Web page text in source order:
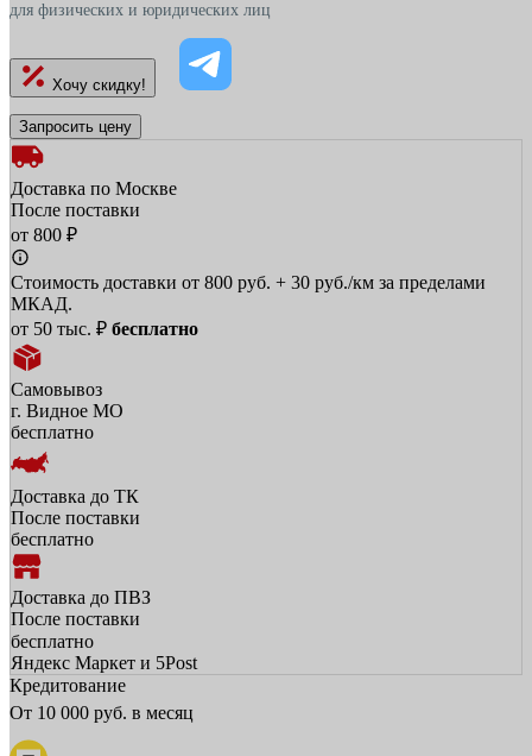
для физических и юридических лиц
Хочу скидку!
Запросить цену
Доставка по Москве
После поставки
от 800 ₽
Стоимость доставки от 800 руб. + 30 руб./км за пределами
МКАД.
от 50 тыс. ₽ бесплатно
Самовывоз
г. Видное МО
бесплатно
Доставка до ТК
После поставки
бесплатно
Доставка до ПВЗ
После поставки
бесплатно
Яндекс Маркет и 5Post
Кредитование
От 10 000 руб. в месяц